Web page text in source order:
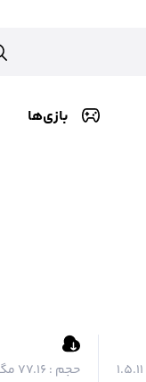
بازی‌ها
1.5.11 حجم : ۷۷.۱۶ مگابایت